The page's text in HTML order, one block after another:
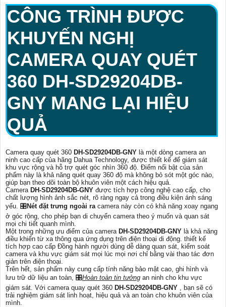
CÔNG TRÌNH ĐƯỢC
KHUYẾN NGHỊ
CAMERA QUAY QUÉT
360 DH-SD29204DB-
GNY MANG LẠI HIỆU
QUẢ
Camera quay quét 360 DH-SD29204DB-GNY là một dòng camera an
ninh cao cấp của hãng Dahua Technology, được thiết kế để giám sát
khu vực rộng và hỗ trợ quét góc nhìn 360 độ. Điểm nổi bật của sản
phẩm này là khả năng quét quay 360 độ mà không bỏ sót một góc nào,
giúp bạn theo dõi toàn bộ khuôn viên một cách hiệu quả.
Camera DH-SD29204DB-GNY được tích hợp công nghệ cao cấp, cho
chất lượng hình ảnh sắc nét, rõ ràng ngay cả trong điều kiện ánh sáng
yếu. 🎛 Nét đặt trưng ngoài ra camera này còn có khả năng xoay ngang
ở góc rộng, cho phép bạn di chuyển camera theo ý muốn và quan sát
mọi chi tiết quanh mình.
Một trong những ưu điểm của camera DH-SD29204DB-GNY là khả năng
điều khiển từ xa thông qua ứng dụng trên điện thoại di động. thiết kế
tích hợp cao cấp Đồng hành người dùng dễ dàng quan sát, kiểm soát
camera và khu vực giám sát mọi lúc mọi nơi chỉ bằng vài thao tác đơn
giản trên điện thoại.
Trên hết, sản phẩm này cung cấp tính năng bảo mật cao, ghi hình và
lưu trữ dữ liệu an toàn, 🎛Hoàn toàn tin tưởng an ninh cho khu vực
giám sát. Với camera quay quét 360 DH-SD29204DB-GNY
, bạn sẽ có
trải nghiệm giám sát linh hoạt, hiệu quả và an toàn cho khuôn viên của
mình.